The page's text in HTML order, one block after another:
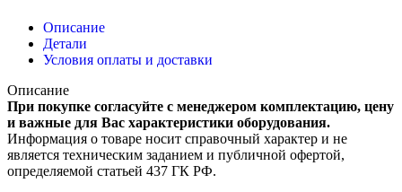
Описание
Детали
Условия оплаты и доставки
Описание
При покупке согласуйте с менеджером комплектацию, цену
и важные для Вас характеристики оборудования.
Информация о товаре носит справочный характер и не
является техническим заданием и публичной офертой,
определяемой статьей 437 ГК РФ.